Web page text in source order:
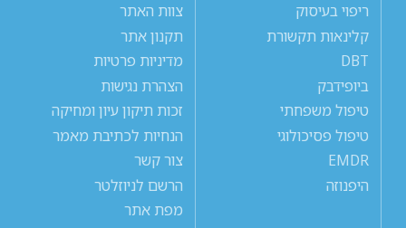
ריפוי בעיסוק
קלינאות תקשורת
DBT
ביופידבק
טיפול משפחתי
טיפול פסיכולוגי
EMDR
היפנוזה
צוות האתר
תקנון אתר
מדיניות פרטיות
הצהרת נגישות
זכות תיקון עיון ומחיקה
הנחיות לכתיבת מאמר
צור קשר
הרשם לניוזלטר
מפת אתר